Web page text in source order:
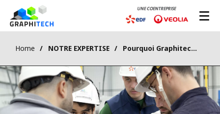
Home NOTRE EXPERTISE Pourquoi Graphitech ?